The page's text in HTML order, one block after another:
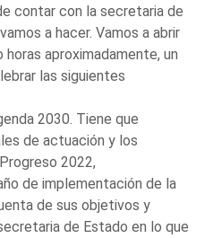
contar con la secretaria de
a hacer. Vamos a abrir
horas aproximadamente, un
las siguientes
2030. Tiene que
de actuación y los
2022,
de implementación de la
de sus objetivos y
de Estado en lo que